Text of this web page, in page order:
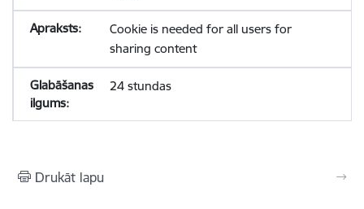
Cookie is needed for all users for
sharing content
24 stundas
Drukāt lapu